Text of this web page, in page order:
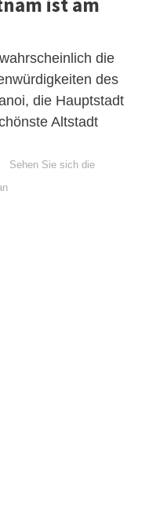
die
des
die Hauptstadt
Altstadt
Sehen Sie sich die